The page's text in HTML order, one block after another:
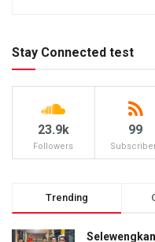
Stay Connected test
23.9k
Followers
99
Trending